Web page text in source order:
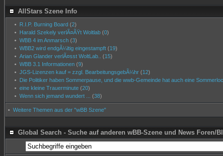
AllStars Szene Info
• R.I.P. Burning Board (2)
• Harald Szekely verlÃ¤ÃŸt Woltlab (0)
• WBB 4 im Anmarsch (3)
• WBB2 wird endgÃ¼ltig eingestampft (19)
• Arian Glander verlÃ¤sst WoltLab.. (15)
• WBB 3.1 Informationen (9)
• JGS-Lizenzen kauf = zzgl. BearbeitungsgebÃ¼hr (12)
• Die Politiker haben Sommerpause, und die wwb-Gemeinde hat auch eine
• eine kleine Trauerminute (20)
• Wenn sich jemand wundert ... (38)
• Weitere Themen aus der "wBB Szene"
Global Search - Suche auf anderen wBB-Szene und News Foren/